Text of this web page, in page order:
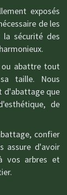
exposés
de les
la sécurité des
ou abattre tout
taille. Nous
d'abattage que
de
confier
assure d'avoir
vos arbres et